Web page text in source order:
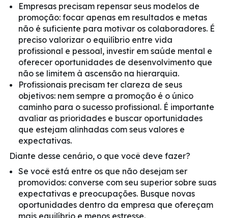
Empresas precisam repensar seus modelos de
promoção: focar apenas em resultados e metas
não é suficiente para motivar os colaboradores. É
preciso valorizar o equilíbrio entre vida
profissional e pessoal, investir em saúde mental e
oferecer oportunidades de desenvolvimento que
não se limitem à ascensão na hierarquia.
Profissionais precisam ter clareza de seus
objetivos: nem sempre a promoção é o único
caminho para o sucesso profissional. É importante
avaliar as prioridades e buscar oportunidades
que estejam alinhadas com seus valores e
expectativas.
Diante desse cenário, o que você deve fazer?
Se você está entre os que não desejam ser
promovidos: converse com seu superior sobre suas
expectativas e preocupações. Busque novas
oportunidades dentro da empresa que ofereçam
mais equilíbrio e menos estresse.